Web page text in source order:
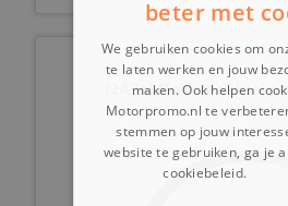
(2A3a) Nokkendeksel
beter met
We gebruiken cookies om
te laten werken en jouw
maken. Ook helpen
Motorpromo.nl te
stemmen op jouw
website te gebruiken, ga je
cookiebeleid.